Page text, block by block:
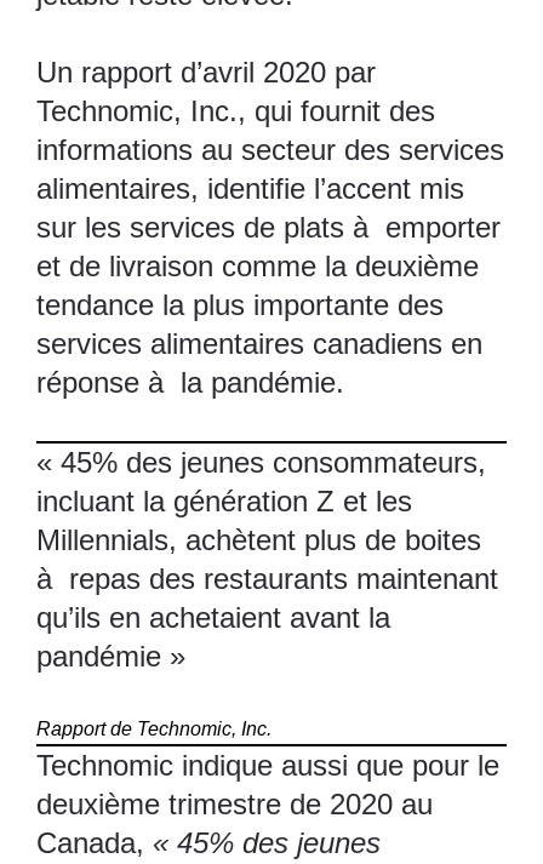
Un rapport d’avril 2020 par
Technomic, Inc., qui fournit des
informations au secteur des services
alimentaires, identifie l’accent mis
sur les services de plats à emporter
et de livraison comme la deuxième
tendance la plus importante des
services alimentaires canadiens en
réponse à la pandémie.
« 45% des jeunes consommateurs,
incluant la génération Z et les
Millennials, achètent plus de boites
à repas des restaurants maintenant
qu’ils en achetaient avant la
pandémie »
Rapport de Technomic, Inc.
Technomic indique aussi que pour le
deuxième trimestre de 2020 au
Canada, « 45% des jeunes